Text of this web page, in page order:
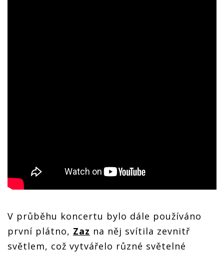
V průběhu koncertu bylo dále používáno
první plátno, Zaz na něj svítila zevnitř
světlem, což vytvářelo různé světelné